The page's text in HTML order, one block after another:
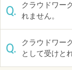
Q.
クラウドワー
れません。
Q.
クラウドワー
として受けと